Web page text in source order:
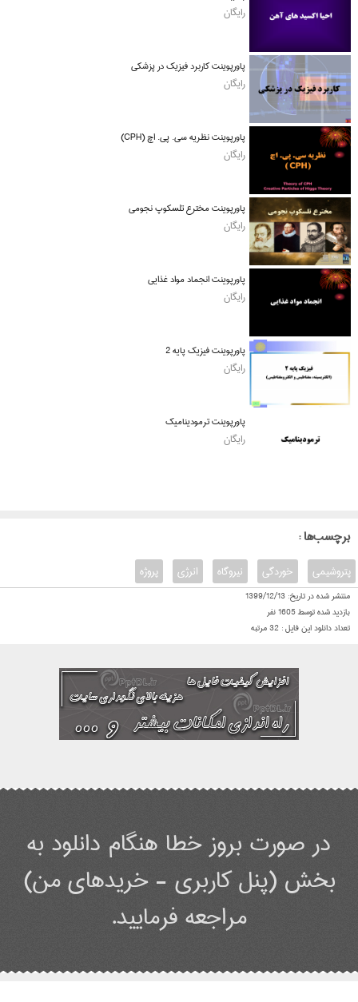
رایگان
پاورپوینت کاربرد فیزیک در پزشکی
رایگان
پاورپوینت نظریه سی. پی. اچ (CPH)
رایگان
پاورپوینت مخترع تلسکوپ نجومی
رایگان
پاورپوینت انجماد مواد غذایی
رایگان
پاورپوینت فیزیک پایه 2
رایگان
پاورپوینت ترمودینامیک
رایگان
: برچسب‌ها
پروژه انرژی نیروگاه خوردگی پتروشیمی
منتشر شده در تاریخ: 1399/12/13
بازدید شده توسط1605نفر
تعداد دانلود این فایل : 32مرتبه
در صورت بروز خطا هنگام دانلود به
بخش (پنل کاربری - خریدهای من)
مراجعه فرمایید.